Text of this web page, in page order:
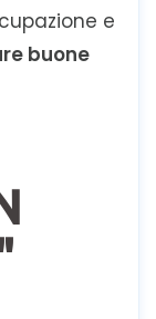
e
buone